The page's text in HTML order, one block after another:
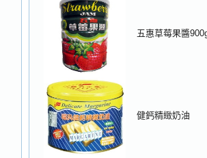
五惠草莓果醬
健鈣精緻奶油